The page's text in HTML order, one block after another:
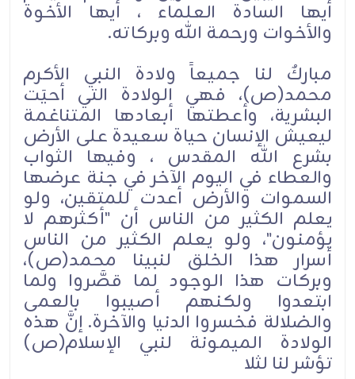
أيها السادة العلماء ، أيها الأخوة
والأخوات ورحمة الله وبركاته.
مباركٌ لنا جميعاً ولادة النبي الأكرم
محمد(ص)، فهي الولادة التي أحيَت
البشرية، وأعطتها أبعادها المتناغمة
ليعيش الإنسان حياة سعيدة على الأرض
بشرع الله المقدس ، وفيها الثواب
والعطاء في اليوم الآخر في جنة عرضها
السموات والأرض أعدت للمتقين، ولو
يعلم الكثير من الناس أن "أكثرهم لا
يؤمنون"، ولو يعلم الكثير من الناس
أسرار هذا الخلق لنبينا محمد(ص)،
وبركات هذا الوجود لما قصَّروا ولما
ابتعدوا ولكنهم أصيبوا بالعمى
والضلالة فخسروا الدنيا والآخرة. إنَّ هذه
الولادة الميمونة لنبي الإسلام(ص)
تؤشر لنا لثلا